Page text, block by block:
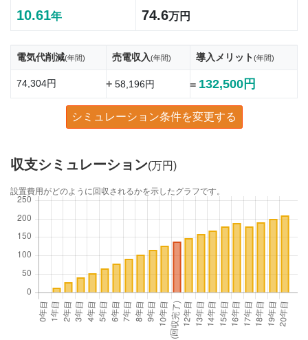
10.61年 74.6万円
電気代削減(年間) 売電収入(年間) 導入メリット(年間)
74,304円 +58,196円 = 132,500円
シミュレーション条件を変更する
収支シミュレーション(万円)
設置費用がどのように回収されるかを示したグラフです。